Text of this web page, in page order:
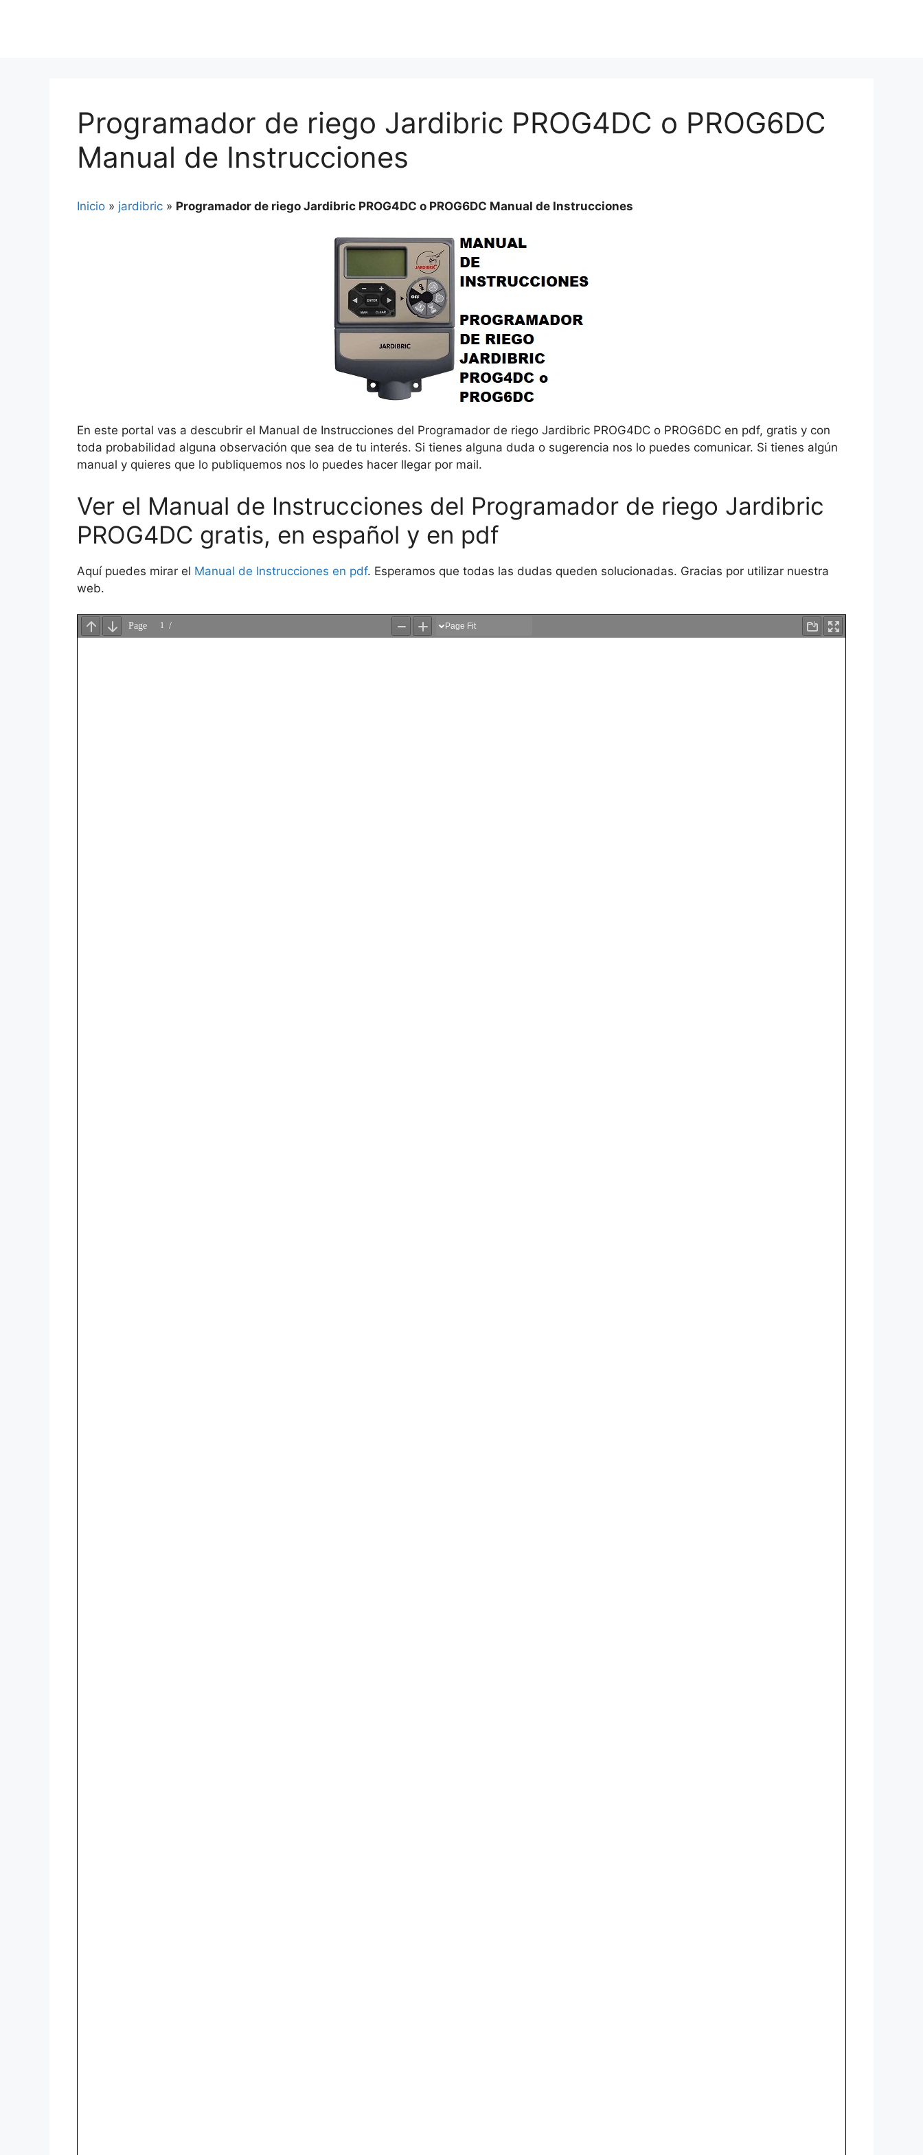
Programador de riego Jardibric PROG4DC o PROG6DC
Manual de Instrucciones
Inicio » jardibric » Programador de riego Jardibric PROG4DC o PROG6DC Manual de Instrucciones
En este portal vas a descubrir el Manual de Instrucciones del Programador de riego Jardibric PROG4DC o PROG6DC en pdf, gratis y con
toda probabilidad alguna observación que sea de tu interés. Si tienes alguna duda o sugerencia nos lo puedes comunicar. Si tienes algún
manual y quieres que lo publiquemos nos lo puedes hacer llegar por mail.
Ver el Manual de Instrucciones del Programador de riego Jardibric
PROG4DC gratis, en español y en pdf
Aquí puedes mirar el Manual de Instrucciones en pdf. Esperamos que todas las dudas queden solucionadas. Gracias por utilizar nuestra
web.